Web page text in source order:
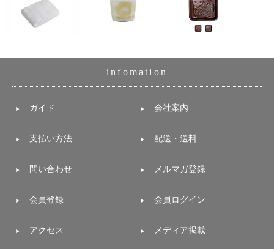
infomation
ガイド 会社案内
支払い方法 配送・送料
問い合わせ メルマガ登録
会員登録 会員ログイン
アクセス メディア掲載